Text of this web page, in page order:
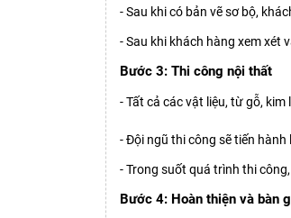
- Sau khi có bản vẽ sơ bộ,
- Sau khi khách hàng xem xét
Bước 3: Thi công nội thất
- Tất cả các vật liệu, từ gỗ,
- Đội ngũ thi công sẽ tiến
- Trong suốt quá trình thi
Bước 4: Hoàn thiện và bàn